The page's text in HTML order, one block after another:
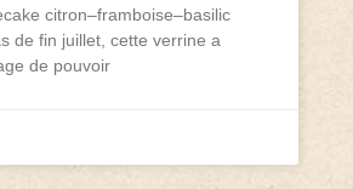
citron–framboise–basilic
de fin juillet, cette verrine a
de pouvoir